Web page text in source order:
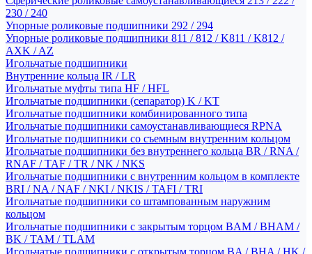
230 / 240
Упорные роликовые подшипники 292 / 294
Упорные роликовые подшипники 811 / 812 / K811 / K812 /
AXK / AZ
Игольчатые подшипники
Внутренние кольца IR / LR
Игольчатые муфты типа HF / HFL
Игольчатые подшипники (сепаратор) K / KT
Игольчатые подшипники комбинированного типа
Игольчатые подшипники самоустанавливающиеся RPNA
Игольчатые подшипники со съемным внутренним кольцом
Игольчатые подшипники без внутреннего кольца BR / RNA /
RNAF / TAF / TR / NK / NKS
Игольчатые подшипники с внутренним кольцом в комплекте
BRI / NA / NAF / NKI / NKIS / TAFI / TRI
Игольчатые подшипники со штампованным наружним
кольцом
Игольчатые подшипники с закрытым торцом BAM / BHAM /
BK / TAM / TLAM
Игольчатые подшипники с открытым торцом BA / BHA / HK /